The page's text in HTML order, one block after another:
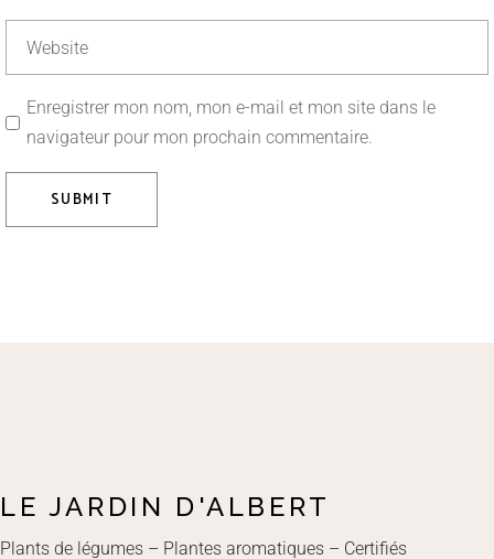
Enregistrer mon nom, mon e-mail et mon site dans le
navigateur pour mon prochain commentaire.
SUBMIT
LE JARDIN D'ALBERT
Plants de légumes – Plantes aromatiques – Certifiés